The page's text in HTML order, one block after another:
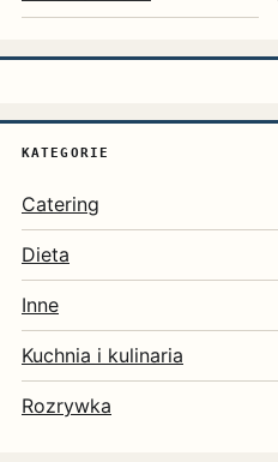
KATEGORIE
Catering
Dieta
Inne
Kuchnia i kulinaria
Rozrywka